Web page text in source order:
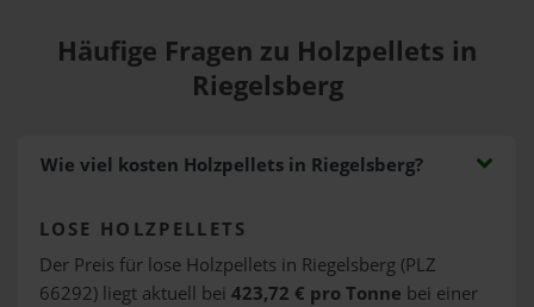
Häufige Fragen zu Holzpellets in
Riegelsberg
Wie viel kosten Holzpellets in Riegelsberg?
LOSE HOLZPELLETS
Der Preis für lose Holzpellets in Riegelsberg (PLZ
66292) liegt aktuell bei 423,72 € pro Tonne bei einer